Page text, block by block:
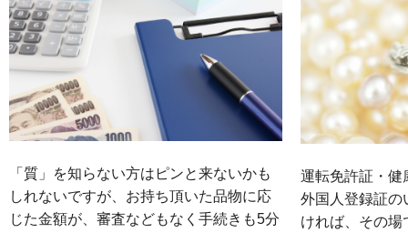
「質」を知らない方はピンと来ないかも
しれないですが、お持ち頂いた品物に応
じた金額が、審査などもなく手続きも5分
運転免許証・健
外国人登録証の
ければ、その場